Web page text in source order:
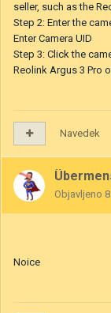
seller, such as the
Step 2: Enter the
Enter Camera UID
Step 3: Click the
Reolink Argus 3 Pro
Navedek
Objavljeno
Noice